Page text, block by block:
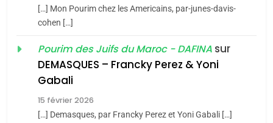
«Tu dis génocide, je dis
guerre»: La nouvelle
[…] Mon Pourim chez les Americains, par-junes-davis-
cohen […]
Pourim des Juifs du Maroc - DAFINA sur
DEMASQUES – Francky Perez & Yoni
Gabali
15 février 2026
[…] Demasques, par Francky Perez et Yoni Gabali […]
2025, l’année la plus
d’ADL contre
l’antisémitisme
FRANCE ISRAÉL
POURQUOI JE REVENDIQUE